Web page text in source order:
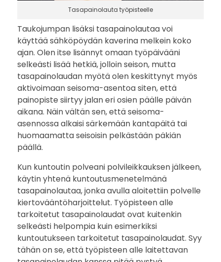
Tasapainolauta työpisteelle
Taukojumpan lisäksi tasapainolautaa voi
käyttää sähköpöydän kaverina melkein koko
ajan. Olen itse lisännyt omaan työpäivääni
selkeästi lisää hetkiä, jolloin seison, mutta
tasapainolaudan myötä olen keskittynyt myös
aktivoimaan seisoma-asentoa siten, että
painopiste siirtyy jalan eri osien päälle päivän
aikana. Näin vältän sen, että seisoma-
asennossa alkaisi särkemään kantapäitä tai
huomaamatta seisoisin pelkästään päkiän
päällä.
Kun kuntoutin polveani polvileikkauksen jälkeen,
käytin yhtenä kuntoutusmenetelmänä
tasapainolautaa, jonka avulla aloitettiin polvelle
kiertovääntöharjoittelut. Työpisteen alle
tarkoitetut tasapainolaudat ovat kuitenkin
selkeästi helpompia kuin esimerkiksi
kuntoutukseen tarkoitetut tasapainolaudat. Syy
tähän on se, että työpisteen alle laitettavan